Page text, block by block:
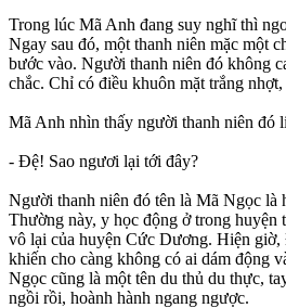
Trong lúc Mã Anh đang suy nghĩ thì
Ngay sau đó, một thanh niên mặc một
bước vào. Người thanh niên đó không
chắc. Chỉ có điều khuôn mặt trắng
Mã Anh nhìn thấy người thanh niên đó
- Đệ! Sao ngươi lại tới đây?
Người thanh niên đó tên là Mã Ngọc là
Thường này, y học động ở trong huyện
vô lại của huyện Cức Dương. Hiện
khiến cho càng không có ai dám động
Ngọc cũng là một tên du thủ du thực,
ngồi rồi, hoành hành ngang ngược.